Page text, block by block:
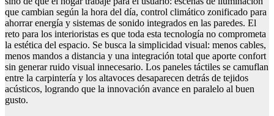
que cambian según la hora del día, control climático zonificado para
ahorrar energía y sistemas de sonido integrados en las paredes. El
reto para los interioristas es que toda esta tecnología no comprometa
la estética del espacio. Se busca la simplicidad visual: menos cables,
menos mandos a distancia y una integración total que aporte confort
sin generar ruido visual innecesario. Los paneles táctiles se camuflan
entre la carpintería y los altavoces desaparecen detrás de tejidos
acústicos, logrando que la innovación avance en paralelo al buen
gusto.